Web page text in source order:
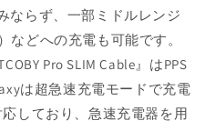
ならず、一部ミドルレンジ
などへの充電も可能です。
Pro SLIM Cable』はPPS
は超急速充電モードで充電
しており、急速充電器を用